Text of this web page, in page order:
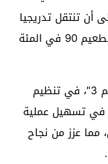
أن تنتقل تدريجيا
إلى جنوب وشمال القطاع، حيث تستهدف تطعيم 90 في المئة
وشارك متطوعون من عملية “الفارس الشهم 3″، في تنظيم
في تسهيل عملية
مما عزز من نجاح